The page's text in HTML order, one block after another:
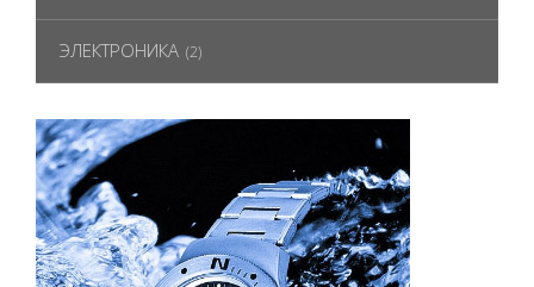
ЭЛЕКТРОНИКА (2)